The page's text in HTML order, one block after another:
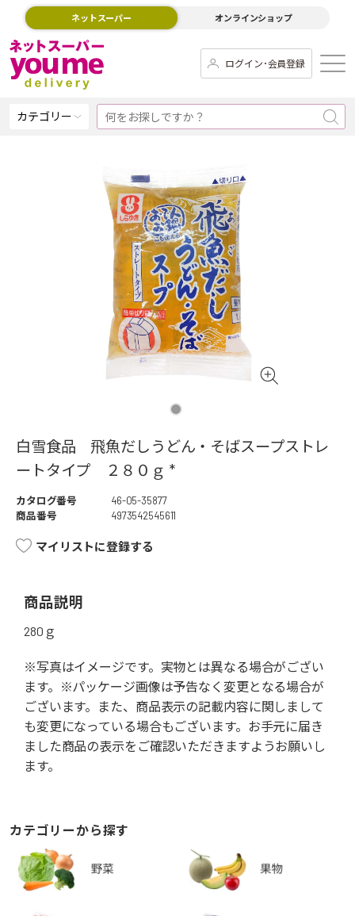
ネットスーパー オンラインショップ
ログイン･会員登録
カテゴリー
白雪食品 飛魚だしうどん・そばスープストレ
ートタイプ ２８０ｇ *
カタログ番号
46-05-35877
商品番号
4973542545611
マイリストに登録する
商品説明
280ｇ
※写真はイメージです。実物とは異なる場合がござい
ます。※パッケージ画像は予告なく変更となる場合が
ございます。また、商品表示の記載内容に関しまして
も変更になっている場合もございます。お手元に届き
ました商品の表示をご確認いただきますようお願いし
ます。
カテゴリーから探す